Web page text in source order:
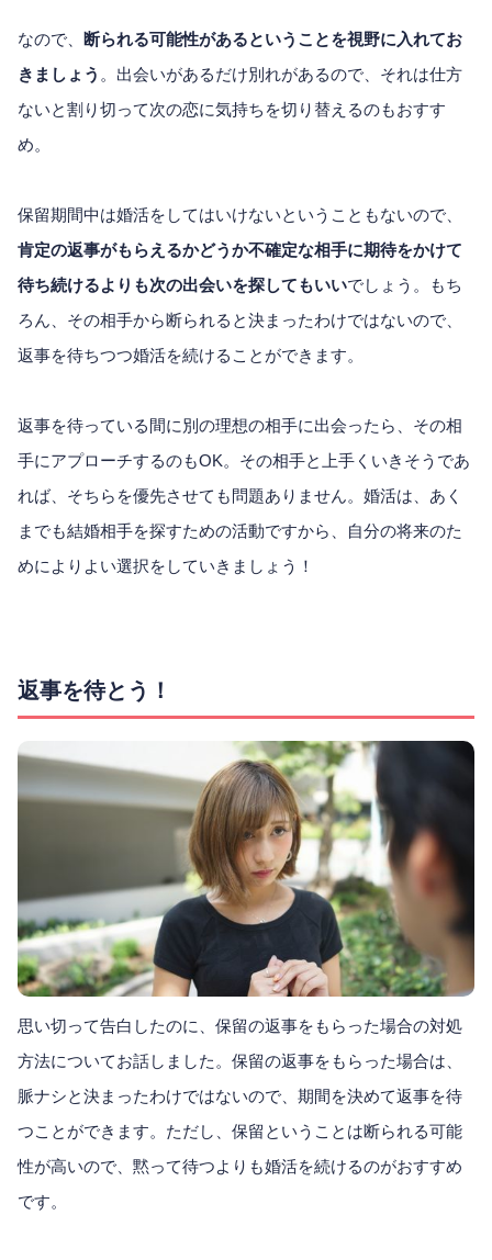
なので、
断られる可能性があるということを視野に入れてお
きましょう 。出会いがあるだけ別れがあるので、それは仕方
ないと割り切って次の恋に気持ちを切り替えるのもおすす
め。
保留期間中は婚活をしてはいけないということもないので、
肯定の返事がもらえるかどうか不確定な相手に期待をかけて
待ち続けるよりも次の出会いを探してもいいでしょう。もち
ろん、その相手から断られると決まったわけではないので、
返事を待ちつつ婚活を続けることができます。
返事を待っている間に別の理想の相手に出会ったら、その相
手にアプローチするのもOK。その相手と上手くいきそうであ
れば、そちらを優先させても問題ありません。婚活は、あく
までも結婚相手を探すための活動ですから、自分の将来のた
めによりよい選択をしていきましょう！
返事を待とう！
思い切って告白したのに、保留の返事をもらった場合の対処
方法についてお話しました。保留の返事をもらった場合は、
脈ナシと決まったわけではないので、期間を決めて返事を待
つことができます。ただし、保留ということは断られる可能
性が高いので、黙って待つよりも婚活を続けるのがおすすめ
です。